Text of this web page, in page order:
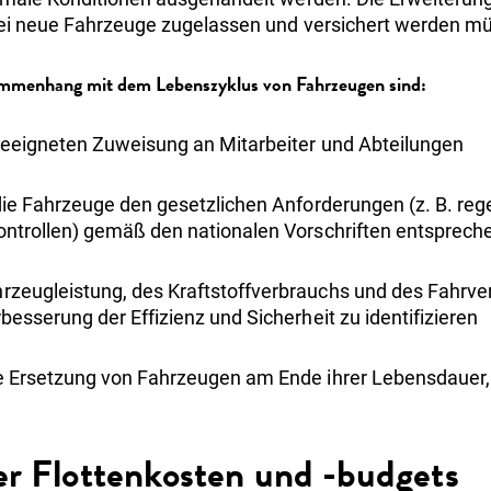
neue Fahrzeuge zugelassen und versichert werden
mit dem Lebenszyklus von Fahrzeugen sind:
Zuweisung an Mitarbeiter und Abteilungen
Fahrzeuge den gesetzlichen Anforderungen (z. B.
gemäß den nationalen Vorschriften
des Kraftstoffverbrauchs und des
der Effizienz und Sicherheit zu identifizieren
von Fahrzeugen am Ende ihrer
Flottenkosten und -budgets